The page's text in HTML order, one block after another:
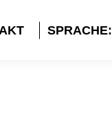
SPRACHE: